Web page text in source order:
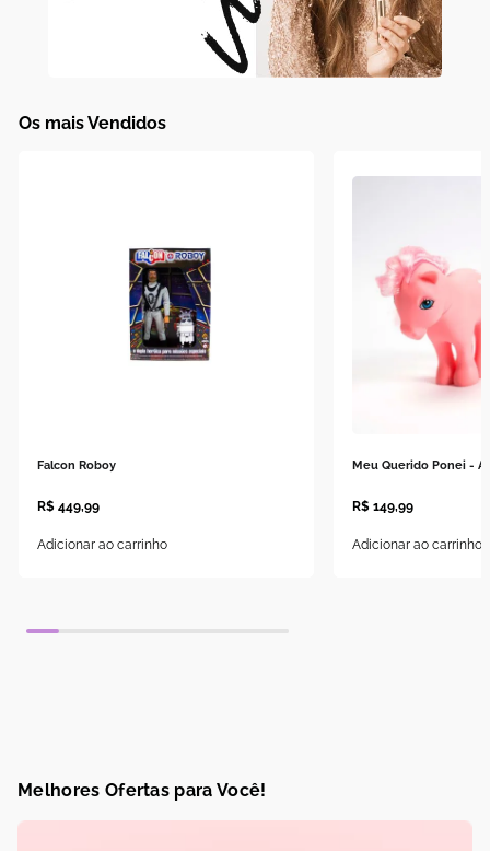
Os mais Vendidos
Falcon Roboy
R$ 449,99
Adicionar ao carrinho
Meu Querido Ponei -
R$ 149,99
Adicionar ao carrinho
Melhores Ofertas para Você!